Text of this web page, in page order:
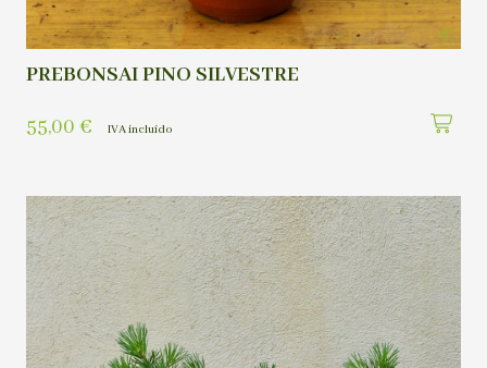
PREBONSAI PINO SILVESTRE
55,00 € IVA incluído